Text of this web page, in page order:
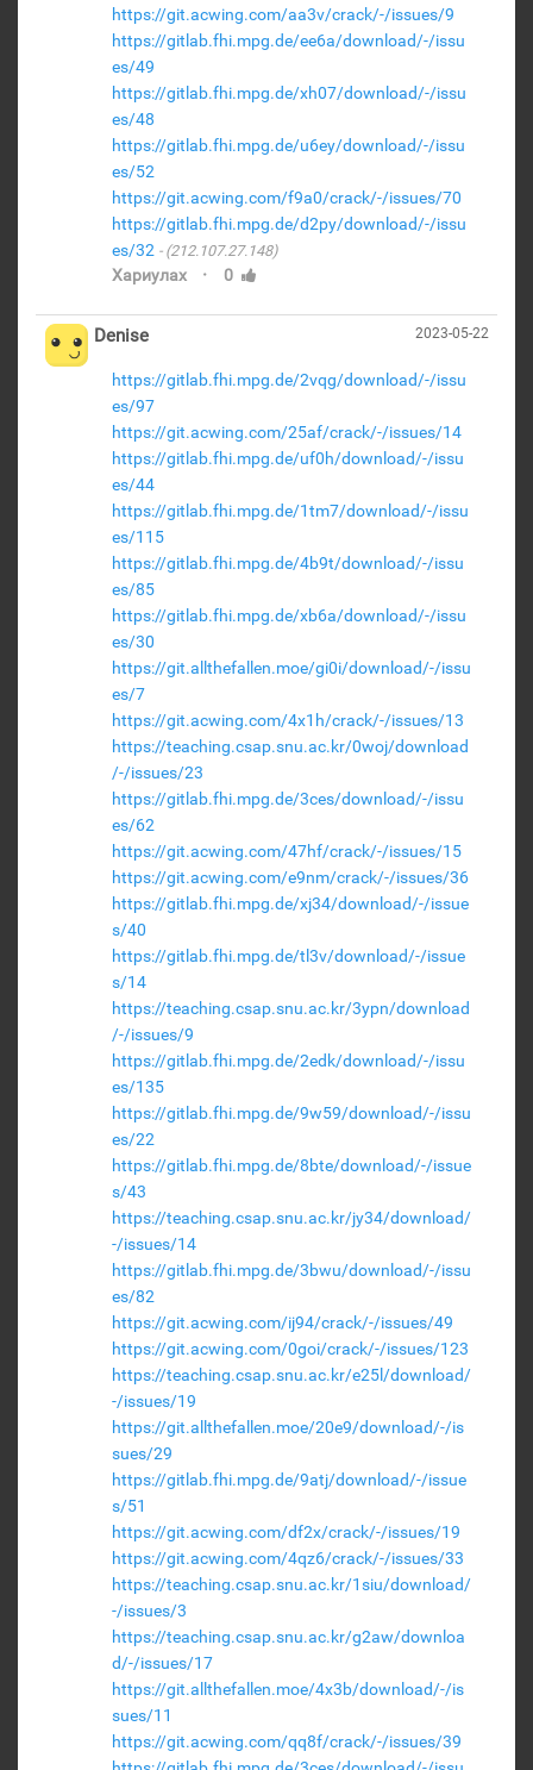
https://git.acwing.com/aa3v/crack/-/issues/9
https://gitlab.fhi.mpg.de/ee6a/download/-/issu
es/49
https://gitlab.fhi.mpg.de/xh07/download/-/issu
es/48
https://gitlab.fhi.mpg.de/u6ey/download/-/issu
es/52
https://git.acwing.com/f9a0/crack/-/issues/70
https://gitlab.fhi.mpg.de/d2py/download/-/issu
es/32
(212.107.27.148)
Хариулах · 0
2023-05-22
Denise
https://gitlab.fhi.mpg.de/2vqg/download/-/issu
es/97
https://git.acwing.com/25af/crack/-/issues/14
https://gitlab.fhi.mpg.de/uf0h/download/-/issu
es/44
https://gitlab.fhi.mpg.de/1tm7/download/-/issu
es/115
https://gitlab.fhi.mpg.de/4b9t/download/-/issu
es/85
https://gitlab.fhi.mpg.de/xb6a/download/-/issu
es/30
https://git.allthefallen.moe/gi0i/download/-/issu
es/7
https://git.acwing.com/4x1h/crack/-/issues/13
https://teaching.csap.snu.ac.kr/0woj/download
/-/issues/23
https://gitlab.fhi.mpg.de/3ces/download/-/issu
es/62
https://git.acwing.com/47hf/crack/-/issues/15
https://git.acwing.com/e9nm/crack/-/issues/36
https://gitlab.fhi.mpg.de/xj34/download/-/issue
s/40
https://gitlab.fhi.mpg.de/tl3v/download/-/issue
s/14
https://teaching.csap.snu.ac.kr/3ypn/download
/-/issues/9
https://gitlab.fhi.mpg.de/2edk/download/-/issu
es/135
https://gitlab.fhi.mpg.de/9w59/download/-/issu
es/22
https://gitlab.fhi.mpg.de/8bte/download/-/issue
s/43
https://teaching.csap.snu.ac.kr/jy34/download/
-/issues/14
https://gitlab.fhi.mpg.de/3bwu/download/-/issu
es/82
https://git.acwing.com/ij94/crack/-/issues/49
https://git.acwing.com/0goi/crack/-/issues/123
https://teaching.csap.snu.ac.kr/e25l/download/
-/issues/19
https://git.allthefallen.moe/20e9/download/-/is
sues/29
https://gitlab.fhi.mpg.de/9atj/download/-/issue
s/51
https://git.acwing.com/df2x/crack/-/issues/19
https://git.acwing.com/4qz6/crack/-/issues/33
https://teaching.csap.snu.ac.kr/1siu/download/
-/issues/3
https://teaching.csap.snu.ac.kr/g2aw/downloa
d/-/issues/17
https://git.allthefallen.moe/4x3b/download/-/is
sues/11
https://git.acwing.com/qq8f/crack/-/issues/39